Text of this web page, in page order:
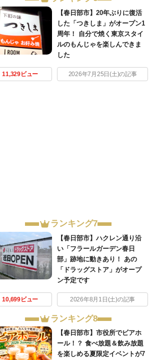
【春日部市】20年ぶりに復活
した「つきしま」がオープン1
周年！ 自分で焼く東京スタイ
ルのもんじゃを楽しんできま
した
11,329ビュー 2026年7月25日(土)の記事
ランキング7
【春日部市】ハクレン通り沿
い「フラールガーデン春日
部」跡地に動きあり！ あの
「ドラッグストア」がオープ
ン予定です
10,699ビュー 2026年8月1日(土)の記事
ランキング8
【春日部市】市役所でビアホ
ール！？ 食べ放題＆飲み放題
を楽しめる夏限定イベントが7